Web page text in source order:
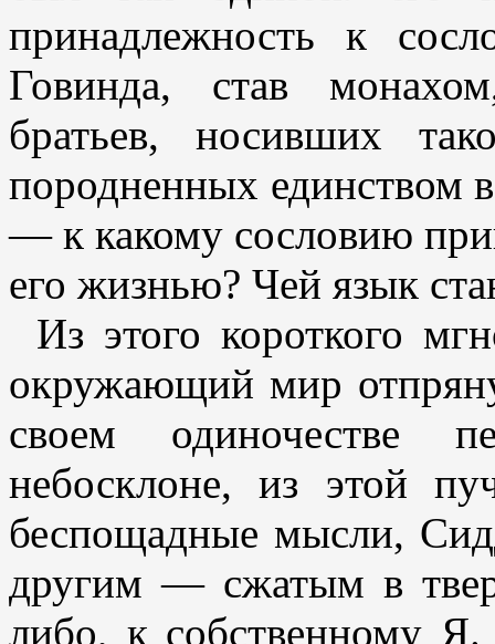
принадлежность к
Говинда, став
братьев, носивших
породненных единством
— к какому сословию
его жизнью? Чей язык
Из этого короткого
окружающий мир
своем одиночестве
небосклоне, из этой
беспощадные мысли,
другим — сжатым в
либо, к собственному